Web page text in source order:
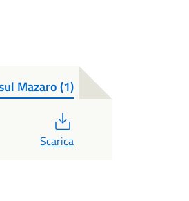
Mazaro (1)
Scarica